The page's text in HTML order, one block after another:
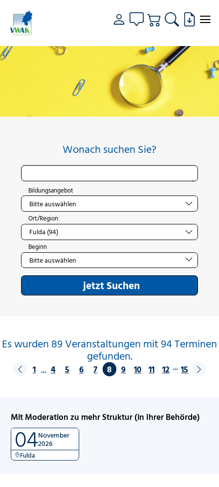
Wonach suchen Sie?
Bildungsangebot
Ort/Region
Beginn
jetzt Suchen
Es wurden 89 Veranstaltungen mit 94 Terminen
gefunden.
1 … 4 5 6 7 8 9 10 11 12 … 15
Mit Moderation zu mehr Struktur (in Ihrer Behörde)
04November
2026
Fulda